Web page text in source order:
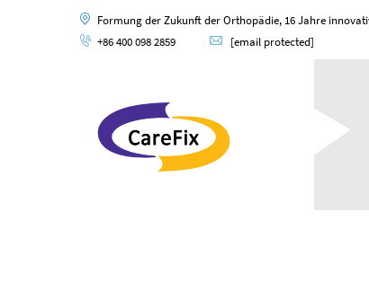
Formung der Zukunft der Orthopädie, 16 Jahre
+86 400 098 2859
[email protected]